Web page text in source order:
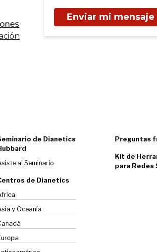
Enviar mi mensaje
de Dianetics
al Seminario
de Dianetics
y Oceanía
Preguntas
Kit de
para Redes